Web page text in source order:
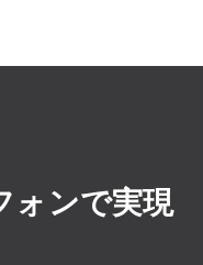
ォンで実現